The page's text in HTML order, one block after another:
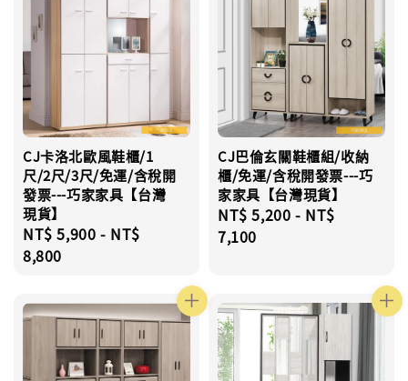
CJ卡洛北歐風鞋櫃/1
尺/2尺/3尺/免運/含稅開
發票---巧家家具【台灣
現貨】
Regular
price
NT$ 5,900 - NT$
8,800
CJ巴倫玄關鞋櫃組/收納
櫃/免運/含稅開發票---巧
家家具【台灣現貨】
Regular
price
NT$ 5,200 - NT$
7,100